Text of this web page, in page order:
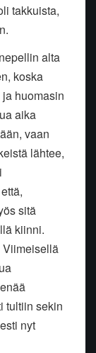
takkuista,
alta
koska
huomasin
aika
vaan
lähtee,
sitä
kiinni.
Viimeisellä
tultiin sekin
nyt